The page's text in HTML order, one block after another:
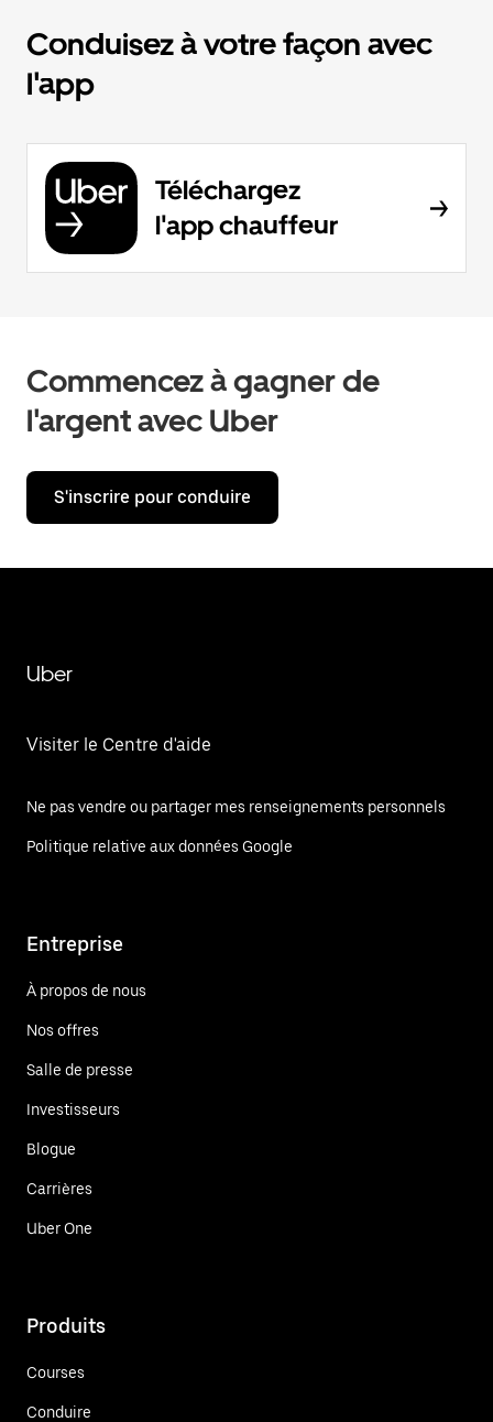
Conduisez à votre façon avec
l'app
Téléchargez
l'app chauffeur
Commencez à gagner de
l'argent avec Uber
S'inscrire pour conduire
Uber
Visiter le Centre d'aide
Ne pas vendre ou partager mes renseignements personnels
Politique relative aux données Google
Entreprise
À propos de nous
Nos offres
Salle de presse
Investisseurs
Blogue
Carrières
Uber One
Produits
Courses
Conduire